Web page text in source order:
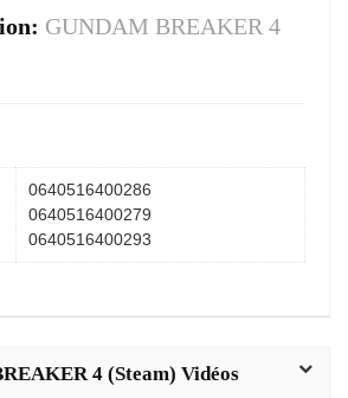
GUNDAM BREAKER 4
0640516400286
0640516400279
0640516400293
4 (Steam) Vidéos